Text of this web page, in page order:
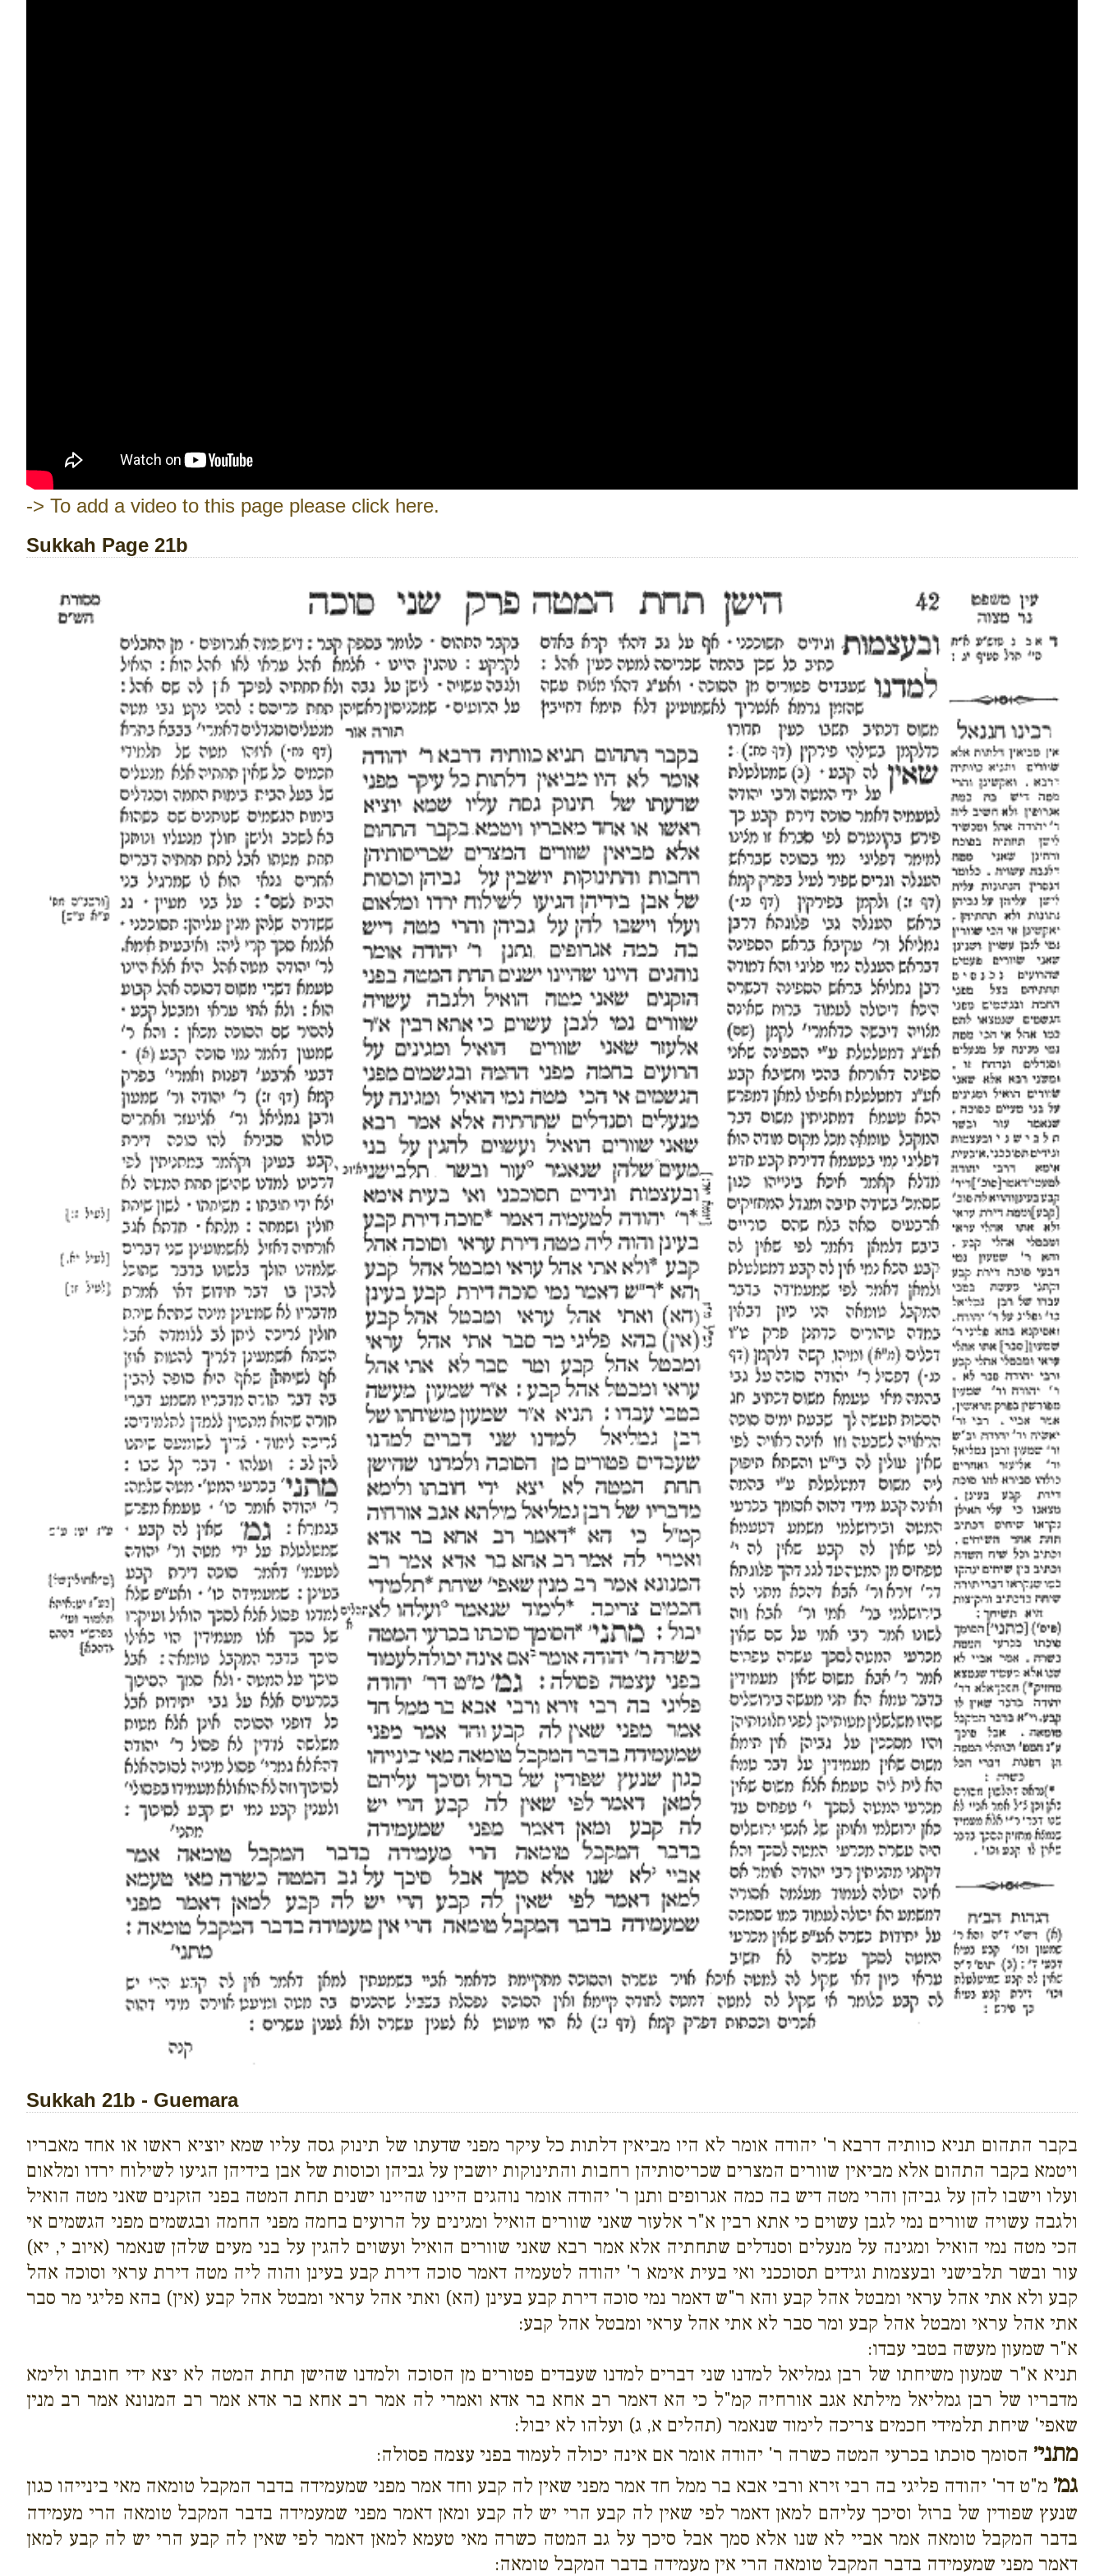
-> To add a video to this page please click here.
Sukkah Page 21b
Sukkah 21b - Guemara
בקבר התהום תניא כוותיה דרבא ר' יהודה אומר לא היו מביאין דלתות כל עיקר מפני שדעתו של תינוק גסה עליו שמא יוציא ראשו או אחד מאבריו
ויטמא בקבר התהום אלא מביאין שוורים המצרים שכריסותיהן רחבות והתינוקות יושבין על גביהן וכוסות של אבן בידיהן הגיעו לשילוח ירדו ומלאום
ועלו וישבו להן על גביהן והרי מטה דיש בה כמה אגרופים ותנן ר' יהודה אומר נוהגים היינו שהיינו ישנים תחת המטה בפני הזקנים שאני מטה הואיל
ולגבה עשויה שוורים נמי לגבן עשוים כי אתא רבין א"ר אלעזר שאני שוורים הואיל ומגינים על הרועים בחמה מפני החמה ובגשמים מפני הגשמים אי
הכי מטה נמי הואיל ומגינה על מנעלים וסנדלים שתחתיה אלא אמר רבא שאני שוורים הואיל ועשוים להגין על בני מעים שלהן שנאמר (איוב י, יא)
עור ובשר תלבישני ובעצמות וגידים תסוככני ואי בעית אימא ר' יהודה לטעמיה דאמר סוכה דירת קבע בעינן והוה ליה מטה דירת עראי וסוכה אהל
קבע ולא אתי אהל עראי ומבטל אהל קבע והא ר"ש דאמר נמי סוכה דירת קבע בעינן (הא) ואתי אהל עראי ומבטל אהל קבע (אין) בהא פליגי מר סבר
אתי אהל עראי ומבטל אהל קבע ומר סבר לא אתי אהל עראי ומבטל אהל קבע:
א"ר שמעון מעשה בטבי עבדו:
תניא א"ר שמעון משיחתו של רבן גמליאל למדנו שני דברים למדנו שעבדים פטורים מן הסוכה ולמדנו שהישן תחת המטה לא יצא ידי חובתו ולימא
מדבריו של רבן גמליאל מילתא אגב אורחיה קמ"ל כי הא דאמר רב אחא בר אדא ואמרי לה אמר רב אחא בר אדא אמר רב המנונא אמר רב מנין
שאפי' שיחת תלמידי חכמים צריכה לימוד שנאמר (תהלים א, ג) ועלהו לא יבול:
מתני׳ הסומך סוכתו בכרעי המטה כשרה ר' יהודה אומר אם אינה יכולה לעמוד בפני עצמה פסולה:
גמ׳ מ"ט דר' יהודה פליגי בה רבי זירא ורבי אבא בר ממל חד אמר מפני שאין לה קבע וחד אמר מפני שמעמידה בדבר המקבל טומאה מאי בינייהו כגון
שנעץ שפודין של ברזל וסיכך עליהם למאן דאמר לפי שאין לה קבע הרי יש לה קבע ומאן דאמר מפני שמעמידה בדבר המקבל טומאה הרי מעמידה
בדבר המקבל טומאה אמר אביי לא שנו אלא סמך אבל סיכך על גב המטה כשרה מאי טעמא למאן דאמר לפי שאין לה קבע הרי יש לה קבע למאן
דאמר מפני שמעמידה בדבר המקבל טומאה הרי אין מעמידה בדבר המקבל טומאה: